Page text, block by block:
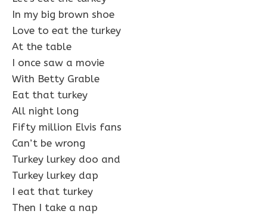
In my big brown shoe
Love to eat the turkey
At the table
I once saw a movie
With Betty Grable
Eat that turkey
All night long
Fifty million Elvis fans
Can’t be wrong
Turkey lurkey doo and
Turkey lurkey dap
I eat that turkey
Then I take a nap